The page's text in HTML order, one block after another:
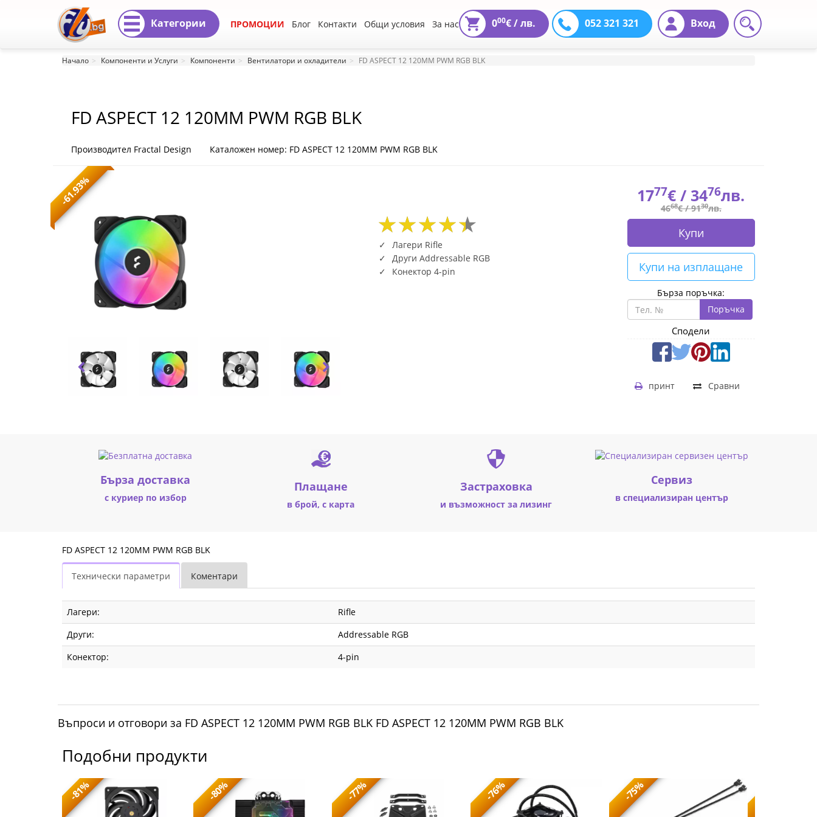
FD
120MM
PWM
RGB
BLK
FD
ASPECT
120MM
PWM
BLK
Категории ПРОМОЦИИ Блог Контакти Общи условия За нас Вход
052 321 321
000€ /лв.
Начало Компоненти и Услуги Компоненти Вентилатори и охладители FD ASPECT 12 120MM PWM RGB BLK
FD ASPECT 12 120MM PWM RGB BLK
Производител Fractal Design Каталожен номер: FD ASPECT 12 120MM PWM RGB BLK
-61.93%
Лагери Rifle
Други Addressable RGB
Конектор 4-pin
1777€ / 3476лв.
4668€ /9130лв.
Купи
Купи на изплащане
Бърза поръчка:
Поръчка
Сподели
Сравни
принт
Бърза доставка
с куриер по избор
Плащане
в брой, с карта
Застраховка
и възможност за лизинг
Cервиз
в специализиран център
FD ASPECT 12 120MM PWM RGB BLK
Технически параметри Коментари
Лагери:
Rifle
Други:
Addressable RGB
Конектор:
4-pin
Въпроси и отговори за FD ASPECT 12 120MM PWM RGB BLK FD ASPECT 12 120MM PWM RGB BLK
Подобни продукти
-81% -80% -77% -76% -75%